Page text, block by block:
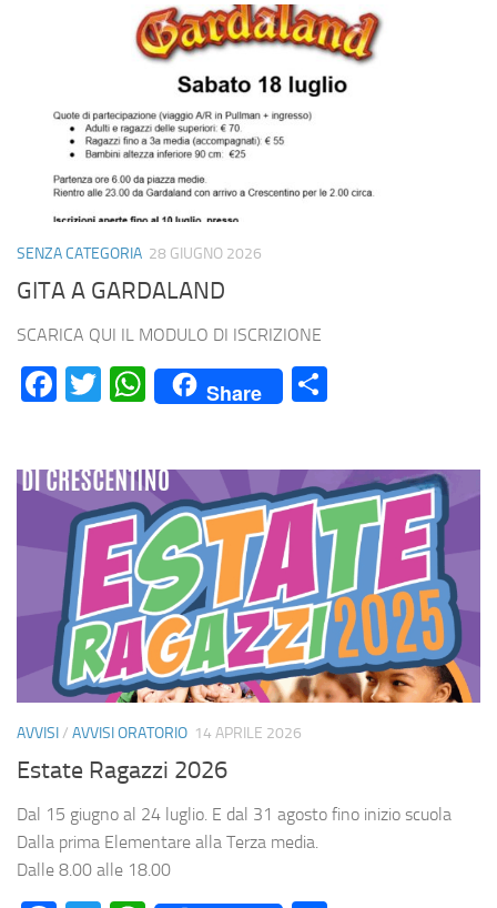
SENZA CATEGORIA 28 GIUGNO 2026
GITA A GARDALAND
SCARICA QUI IL MODULO DI ISCRIZIONE
Facebook
Twitter
WhatsApp
Share
AVVISI/ AVVISI ORATORIO 14 APRILE 2026
Estate Ragazzi 2026
Dal 15 giugno al 24 luglio. E dal 31 agosto fino inizio scuola
Dalla prima Elementare alla Terza media.
Dalle 8.00 alle 18.00